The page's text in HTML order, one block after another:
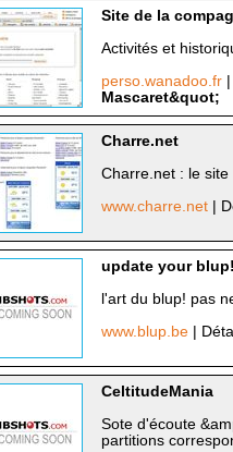
Site de la
Activités et
perso.wanadoo.fr
Mascaret&quot;
Charre.net
Charre.net : le site
www.charre.net
|
update your
l'art du blup! pas
www.blup.be
|
CeltitudeMania
Sote d'écoute
partitions